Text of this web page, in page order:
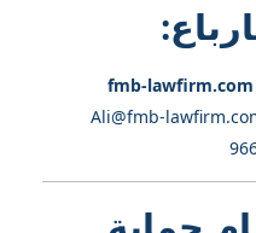
:
Ali@fmb-